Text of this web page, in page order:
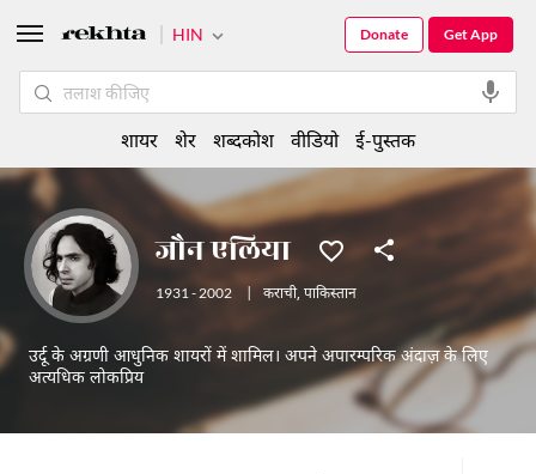
जौन एलिया
1931 - 2002 कराची, पाकिस्तान
उर्दू के अग्रणी आधुनिक शायरों में शामिल। अपने अपारम्परिक अंदाज़ के लिए
अत्यधिक लोकप्रिय
HIN Get App
Donate
शायर शेर शब्दकोश वीडियो ई-पुस्तक